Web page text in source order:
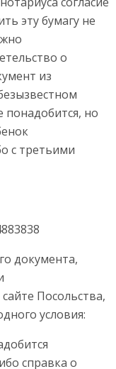
эту бумагу не
о
из
понадобится, но
с третьими
документа,
Посольства,
условия:
справка о